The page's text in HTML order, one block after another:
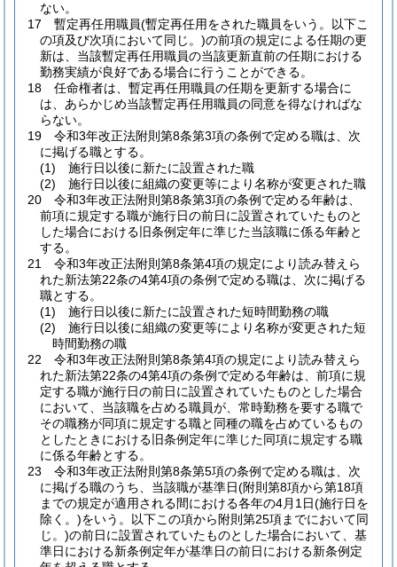
ない。
17
暫定再任用職員(暫定再任用をされた職員をいう。以下こ
の項及び次項において同じ。)の前項の規定による任期の更
新は、当該暫定再任用職員の当該更新直前の任期における
勤務実績が良好である場合に行うことができる。
18
任命権者は、暫定再任用職員の任期を更新する場合に
は、あらかじめ当該暫定再任用職員の同意を得なければな
らない。
19
令和3年改正法附則第8条第3項の条例で定める職は、次
に掲げる職とする。
(1)
施行日以後に新たに設置された職
(2)
施行日以後に組織の変更等により名称が変更された職
20
令和3年改正法附則第8条第3項の条例で定める年齢は、
前項に規定する職が施行日の前日に設置されていたものと
した場合における旧条例定年に準じた当該職に係る年齢と
する。
21
令和3年改正法附則第8条第4項の規定により読み替えら
れた新法第22条の4第4項の条例で定める職は、次に掲げる
職とする。
(1)
施行日以後に新たに設置された短時間勤務の職
(2)
施行日以後に組織の変更等により名称が変更された短
時間勤務の職
22
令和3年改正法附則第8条第4項の規定により読み替えら
れた新法第22条の4第4項の条例で定める年齢は、前項に規
定する職が施行日の前日に設置されていたものとした場合
において、当該職を占める職員が、常時勤務を要する職で
その職務が同項に規定する職と同種の職を占めているもの
としたときにおける旧条例定年に準じた同項に規定する職
に係る年齢とする。
23
令和3年改正法附則第8条第5項の条例で定める職は、次
に掲げる職のうち、当該職が基準日(附則第8項から第18項
までの規定が適用される間における各年の4月1日(施行日を
除く。)をいう。以下この項から附則第25項までにおいて同
じ。)の前日に設置されていたものとした場合において、基
準日における新条例定年が基準日の前日における新条例定